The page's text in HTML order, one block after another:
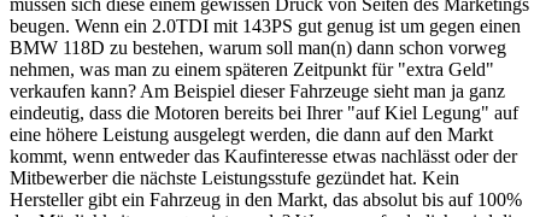
beugen. Wenn ein 2.0TDI mit 143PS gut genug ist um gegen einen
BMW 118D zu bestehen, warum soll man(n) dann schon vorweg
nehmen, was man zu einem späteren Zeitpunkt für "extra Geld"
verkaufen kann? Am Beispiel dieser Fahrzeuge sieht man ja ganz
eindeutig, dass die Motoren bereits bei Ihrer "auf Kiel Legung" auf
eine höhere Leistung ausgelegt werden, die dann auf den Markt
kommt, wenn entweder das Kaufinteresse etwas nachlässt oder der
Mitbewerber die nächste Leistungsstufe gezündet hat. Kein
Hersteller gibt ein Fahrzeug in den Markt, das absolut bis auf 100%